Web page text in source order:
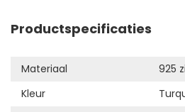
Productspecificaties
Materiaal
925
Kleur